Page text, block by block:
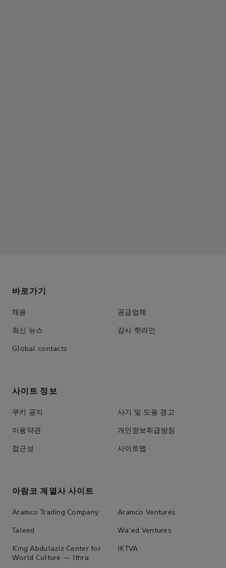
바로가기
채용 공급업체
최신 뉴스 감사 핫라인
Global contacts
사이트 정보
쿠키 공지 사기 및 도용 경고
이용약관 개인정보취급방침
접근성 사이트맵
아람코 계열사 사이트
Aramco Trading Company Aramco Ventures
Taleed Wa'ed Ventures
King Abdulaziz Center for
World Culture — Ithra
IKTVA